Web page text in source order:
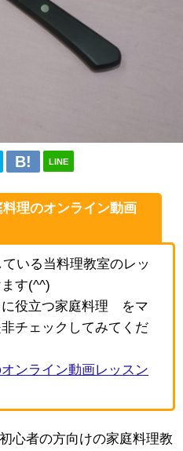
LINE
理のオンライン動画
いる当料理教室のレッ
す(^^)
役立つ家庭料理¨をマ
チェックしてみてくだ
ンライン動画レッスン
心者の方向けの家庭料理教